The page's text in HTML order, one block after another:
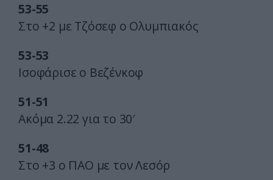
53-55
Στο +2 με Τζόσεφ ο Ολυμπιακός
53-53
Ισοφάρισε ο Βεζένκοφ
51-51
Ακόμα 2.22 για το 30′
51-48
Στο +3 ο ΠΑΟ με τον Λεσόρ